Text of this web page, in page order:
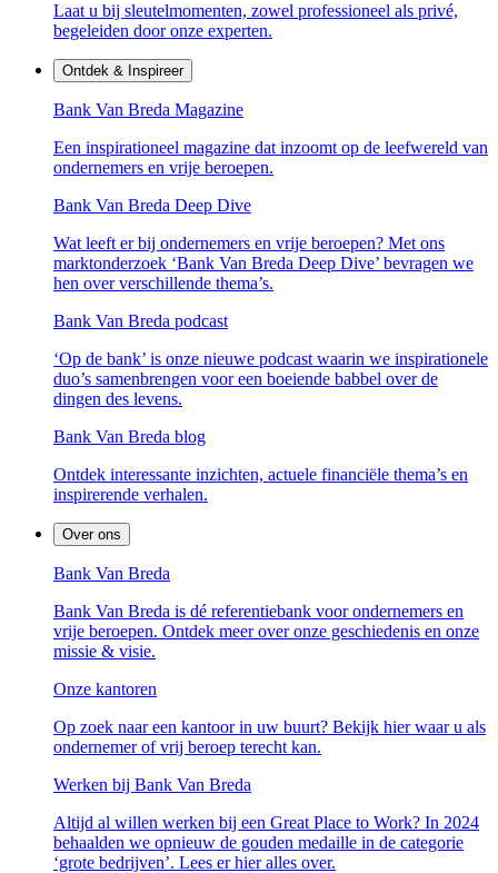
Laat u bij sleutelmomenten, zowel professioneel als privé,
begeleiden door onze experten.
Ontdek & Inspireer
Bank Van Breda Magazine
Een inspirationeel magazine dat inzoomt op de leefwereld van
ondernemers en vrije beroepen.
Bank Van Breda Deep Dive
Wat leeft er bij ondernemers en vrije beroepen? Met ons
marktonderzoek ‘Bank Van Breda Deep Dive’ bevragen we
hen over verschillende thema’s.
Bank Van Breda podcast
‘Op de bank’ is onze nieuwe podcast waarin we inspirationele
duo’s samenbrengen voor een boeiende babbel over de
dingen des levens.
Bank Van Breda blog
Ontdek interessante inzichten, actuele financiële thema’s en
inspirerende verhalen.
Over ons
Bank Van Breda
Bank Van Breda is dé referentiebank voor ondernemers en
vrije beroepen. Ontdek meer over onze geschiedenis en onze
missie & visie.
Onze kantoren
Op zoek naar een kantoor in uw buurt? Bekijk hier waar u als
ondernemer of vrij beroep terecht kan.
Werken bij Bank Van Breda
Altijd al willen werken bij een Great Place to Work? In 2024
behaalden we opnieuw de gouden medaille in de categorie
‘grote bedrijven’. Lees er hier alles over.